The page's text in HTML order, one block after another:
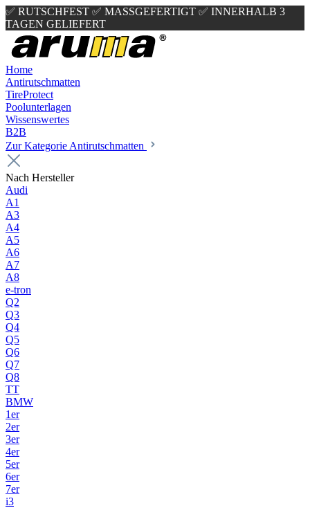
✅ RUTSCHFEST ✅ MASSGEFERTIGT ✅ INNERHALB 3
TAGEN GELIEFERT
Home
Antirutschmatten
TireProtect
Poolunterlagen
Wissenswertes
B2B
Zur Kategorie Antirutschmatten
Nach Hersteller
Audi
A1
A3
A4
A5
A6
A7
A8
e-tron
Q2
Q3
Q4
Q5
Q6
Q7
Q8
TT
BMW
1er
2er
3er
4er
5er
6er
7er
i3